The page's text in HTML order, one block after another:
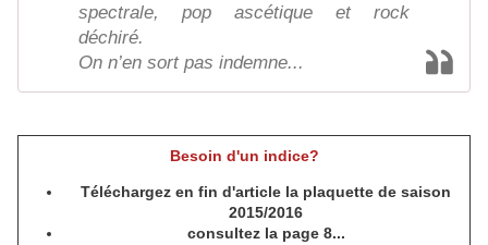
spectrale, pop ascétique et rock
déchiré.
On n’en sort pas indemne...
Besoin d'un indice?
Téléchargez en fin d'article la plaquette de saison
2015/2016
consultez la page 8...